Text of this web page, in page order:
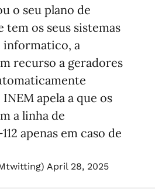
o seu plano de
tem os seus sistemas
informatico, a
recurso a geradores
apela a que os
a linha de
apenas em caso de
April 28, 2025